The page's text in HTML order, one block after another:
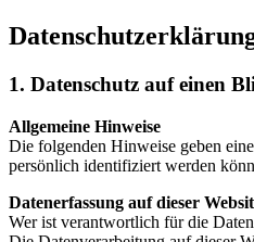
1. Datenschutz auf einen
Allgemeine Hinweise
Die folgenden Hinweise geben
persönlich identifiziert werden
Datenerfassung auf dieser
Wer ist verantwortlich für die